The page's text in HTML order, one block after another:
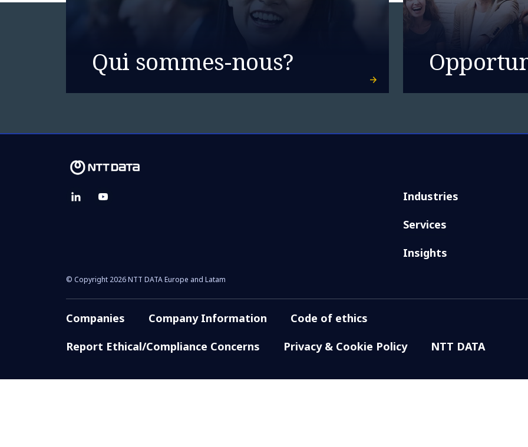
Qui sommes-nous?
Industries
Services
Insights
© Copyright 2026 NTT DATA Europe and Latam
Companies Company Information
Code of ethics
Report Ethical/Compliance Concerns
Privacy & Cookie Policy NTT DATA